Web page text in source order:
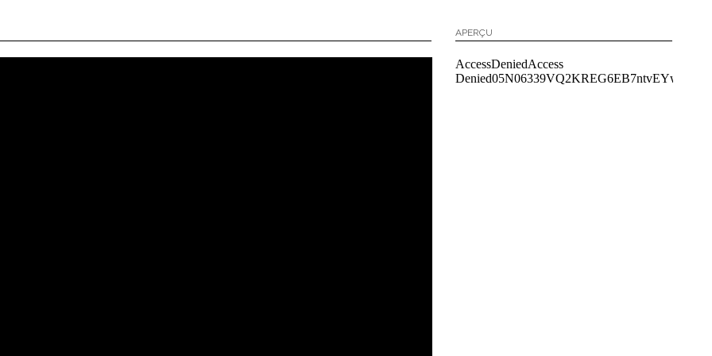
APERÇU